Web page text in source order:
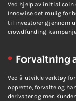
Ved hjelp av initial coin
Innowise det mulig for
til investorer gjennom
crowdfunding-
Forvaltning
Ved å utvikle verktøy
opprette, forvalte og
derivater og mer.